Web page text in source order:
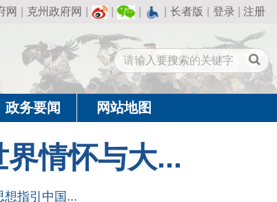
| | | 长者版 登录| 注册
网站地图
与大...
更多>